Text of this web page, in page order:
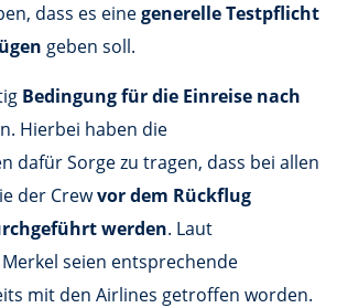
dass es einegenerelle Testpflicht
geben soll.
Bedingung für die Einreise nach
Hierbei haben die
dafür Sorge zu tragen, dass bei allen
der Crewvor dem Rückflug
werden. Laut
seien entsprechende
mit den Airlines getroffen worden.